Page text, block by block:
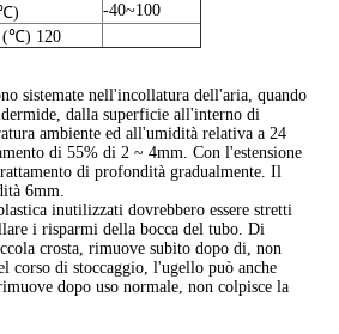
-40~100
(℃) 120
sistemate nell'incollatura dell'aria, quando
dalla superficie all'interno di
ambiente ed all'umidità relativa a 24
di 55% di 2 ~ 4mm. Con l'estensione
di profondità gradualmente. Il
6mm.
inutilizzati dovrebbero essere stretti
i risparmi della bocca del tubo. Di
crosta, rimuove subito dopo di, non
corso di stoccaggio, l'ugello può anche
dopo uso normale, non colpisce la